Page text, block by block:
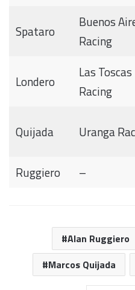
Spataro
Buenos
Racing
Londero
Las Toscas
Racing
Quijada Uranga
Ruggiero
–
Alan Ruggiero
Marcos Quijada